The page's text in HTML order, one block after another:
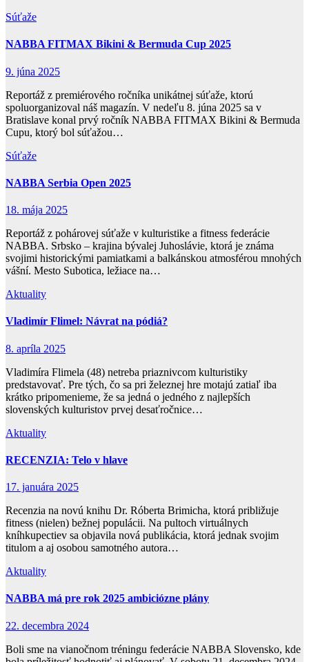
Súťaže
NABBA FITMAX Bikini & Bermuda Cup 2025
9. júna 2025
Reportáž z premiérového ročníka unikátnej súťaže, ktorú
spoluorganizoval náš magazín. V nedeľu 8. júna 2025 sa v
Bratislave konal prvý ročník NABBA FITMAX Bikini & Bermuda
Cupu, ktorý bol súťažou…
Súťaže
NABBA Serbia Open 2025
18. mája 2025
Reportáž z pohárovej súťaže v kulturistike a fitness federácie
NABBA. Srbsko – krajina bývalej Juhoslávie, ktorá je známa
svojimi historickými pamiatkami a balkánskou atmosférou mnohých
vášní. Mesto Subotica, ležiace na…
Aktuality
Vladimír Flimel: Návrat na pódiá?
8. apríla 2025
Vladimíra Flimela (48) netreba priaznivcom kulturistiky
predstavovať. Pre tých, čo sa pri železnej hre motajú zatiaľ iba
krátko pripomenieme, že sa jedná o jedného z najlepších
slovenských kulturistov prvej desaťročnice…
Aktuality
RECENZIA: Telo v hlave
17. januára 2025
Recenzia na novú knihu Dr. Róberta Brimicha, ktorá približuje
fitness (nielen) bežnej populácii. Na pultoch virtuálnych
kníhkupectiev sa objavila nová publikácia, ktorá jednak svojim
titulom a aj osobou samotného autora…
Aktuality
NABBA má pre rok 2025 ambiciózne plány
22. decembra 2024
Boli sme na vianočnom tréningu federácie NABBA Slovensko, kde